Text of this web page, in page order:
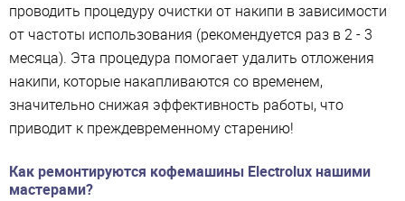
проводить процедуру очистки от накипи в зависимости
от частоты использования (рекомендуется раз в 2 - 3
месяца). Эта процедура помогает удалить отложения
накипи, которые накапливаются со временем,
значительно снижая эффективность работы, что
приводит к преждевременному старению!
Как ремонтируются кофемашины Electrolux нашими
мастерами?